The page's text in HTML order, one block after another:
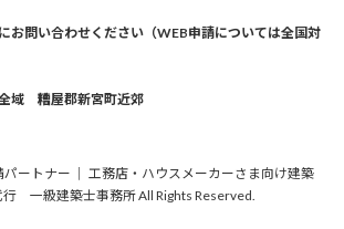
お問い合わせください（WEB申請については全国対
域 糟屋郡新宮町近郊
ートナー ｜ 工務店・ハウスメーカーさま向け建築
行 一級建築士事務所 All Rights Reserved.